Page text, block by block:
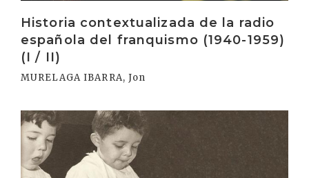
Historia contextualizada de la radio
española del franquismo (1940-1959)
(I / II)
MURELAGA IBARRA, Jon
Irakurri